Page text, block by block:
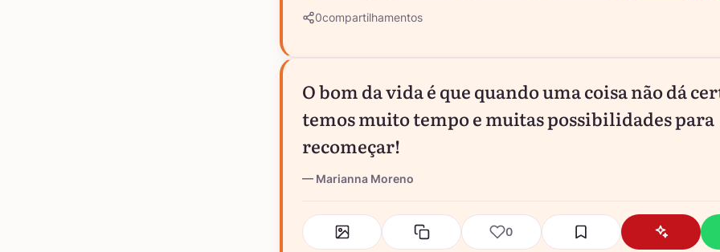
0compartilhamentos
O bom da vida é que quando uma coisa não dá
temos muito tempo e muitas possibilidades para
recomeçar!
Marianna Moreno
0